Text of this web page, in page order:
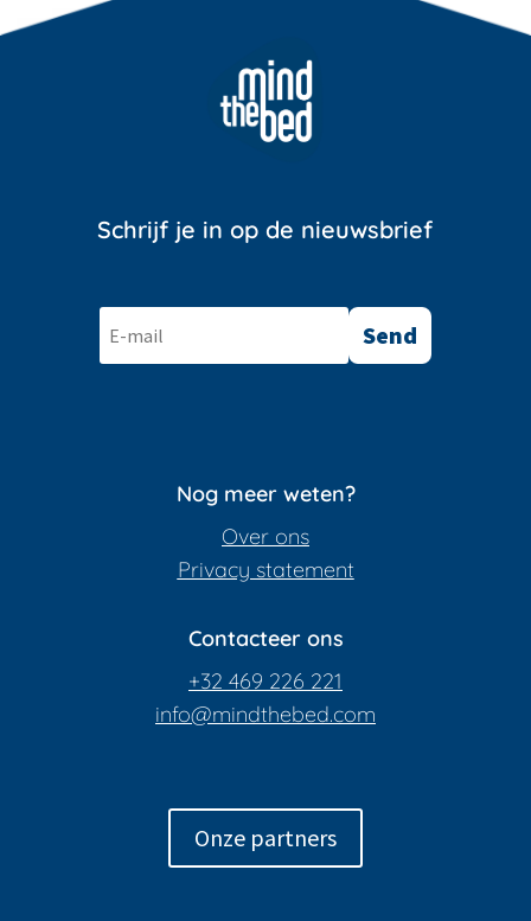
Schrijf je in op de nieuwsbrief
Send
Nog meer weten?
Over ons
Privacy statement
Contacteer ons
+32 469 226 221
info@mindthebed.com
Onze partners